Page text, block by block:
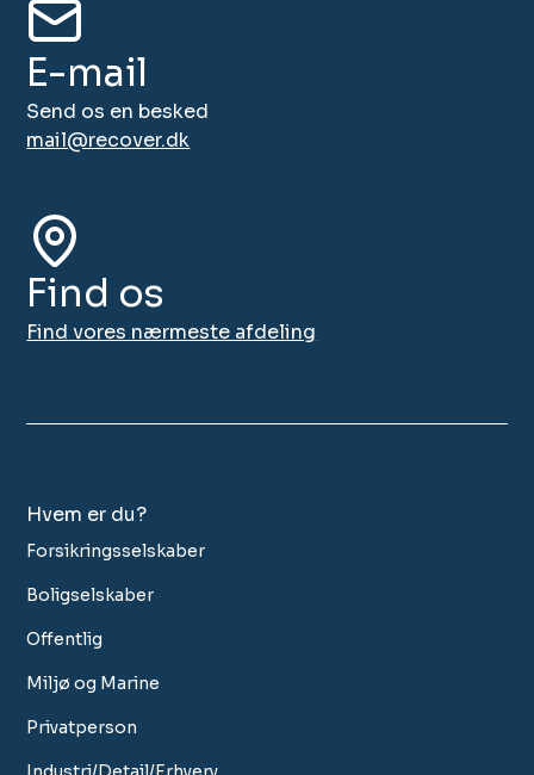
E-mail
Send os en besked
mail@recover.dk
Find os
Find vores nærmeste afdeling
Hvem er du?
Forsikringsselskaber
Boligselskaber
Offentlig
Miljø og Marine
Privatperson